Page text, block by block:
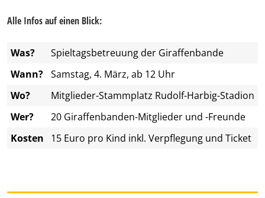
Alle Infos auf einen Blick:
Was?
Spieltagsbetreuung der Giraffenbande
Wann? Samstag, 4. März, ab 12 Uhr
Wo?
Mitglieder-Stammplatz Rudolf-Harbig-Stadion
Wer?
20 Giraffenbanden-Mitglieder und -Freunde
Kosten
15 Euro pro Kind inkl. Verpflegung und Ticket